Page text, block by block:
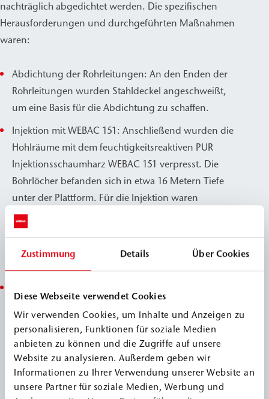
Zustimmung Details Über Cookies
Diese Webseite verwendet Cookies
Wir verwenden Cookies, um Inhalte und Anzeigen zu
personalisieren, Funktionen für soziale Medien
anbieten zu können und die Zugriffe auf unsere
Website zu analysieren. Außerdem geben wir
Informationen zu Ihrer Verwendung unserer Website an
unsere Partner für soziale Medien, Werbung und
nachträglich abgedichtet werden. Die spezifischen
Herausforderungen und durchgeführten Maßnahmen
waren:
Abdichtung der Rohrleitungen: An den Enden der
Rohrleitungen wurden Stahldeckel angeschweißt,
um eine Basis für die Abdichtung zu schaffen.
Injektion mit WEBAC 151: Anschließend wurden die
Hohlräume mit dem feuchtigkeitsreaktiven PUR
Injektionsschaumharz WEBAC 151 verpresst. Die
Bohrlöcher befanden sich in etwa 16 Metern Tiefe
unter der Plattform. Für die Injektion waren
insgesamt 60 Meter Hochdruckschlauch sowie eine
Injektionspumpe mit entsprechender Förderleistung
erforderlich. Der Verbrauch pro Bohrloch lag bei etwa
niedrige Temperaturen (10–12 °C Wassertemperatur
bei ca. 3 °C Lufttemperatur) sowie hohe
Luftfeuchtigkeit (Sprühregen) und Windstärken von
5–7 erschwert.